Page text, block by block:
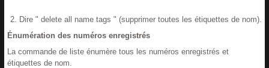
Dire " delete all name tags " (supprimer toutes les étiquettes de nom).
Énumération des numéros enregistrés
La commande de liste énumère tous les numéros enregistrés et
étiquettes de nom.